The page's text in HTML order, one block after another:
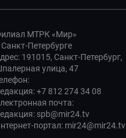
МТРК «Мир»
Санкт-Петербурге
191015, Санкт-Петербург,
улица, 47
+7 812 274 34 08
почта:
spb@mir24.tv
портал: mir24@mir24.tv